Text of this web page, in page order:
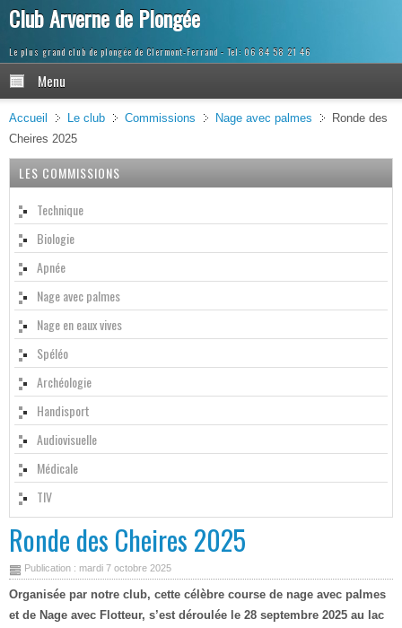
Club Arverne de Plongée
Le plus grand club de plongée de Clermont-Ferrand
Menu
Accueil Le club Commissions Nage avec palmes
Ronde des
Cheires 2025
LES COMMISSIONS
Technique
Biologie
Apnée
Nage avec palmes
Nage en eaux vives
Spéléo
Archéologie
Handisport
Audiovisuelle
Médicale
TIV
Ronde des Cheires 2025
Publication : mardi 7 octobre 2025
Organisée par notre club, cette célèbre course de nage avec palmes
et de Nage avec Flotteur, s’est déroulée le 28 septembre 2025 au lac